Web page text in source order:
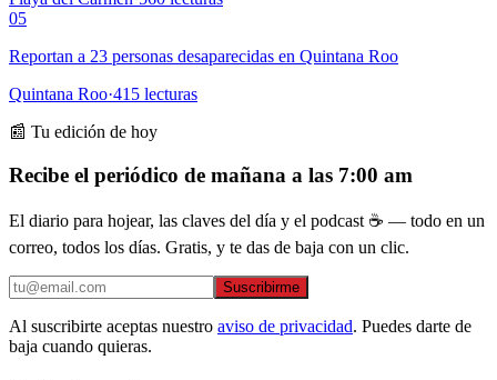
05
Reportan a 23 personas desaparecidas en Quintana Roo
Quintana Roo·415 lecturas
📰 Tu edición de hoy
Recibe el periódico de mañana a las 7:00 am
El diario para hojear, las claves del día y el podcast ☕ — todo en un
correo, todos los días. Gratis, y te das de baja con un clic.
Suscribirme
Al suscribirte aceptas nuestro aviso de privacidad. Puedes darte de
baja cuando quieras.